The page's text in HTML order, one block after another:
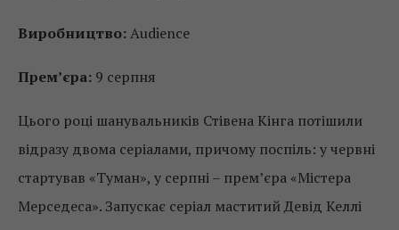
Виробництво:Audience
Прем’єра: 9 серпня
Цього році шанувальників Стівена Кінга потішили
відразу двома серіалами, причому поспіль: у червні
стартував «Туман», у серпні – прем’єра «Містера
Мерседеса». Запускає серіал маститий Девід Келлі